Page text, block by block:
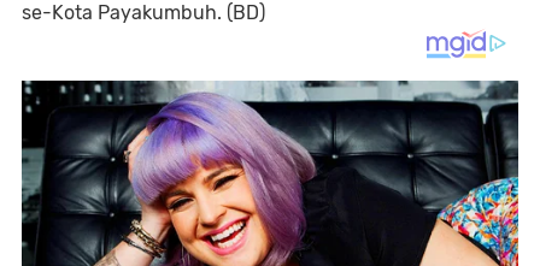
se-Kota Payakumbuh. (BD)